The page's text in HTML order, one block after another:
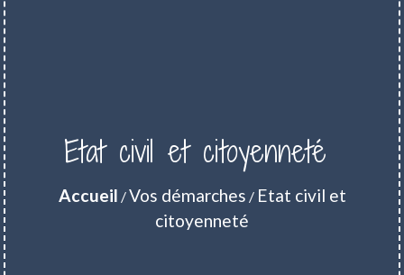
Etat civil et citoyenneté
Accueil /Vos démarches / Etat civil et
citoyenneté